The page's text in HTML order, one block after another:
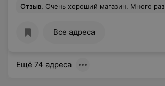
Отзыв. Очень хороший магазин. Много
Все адреса
Ещё 74 адреса